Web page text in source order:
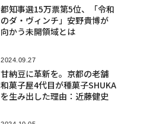
都知事選15万票第5位、「令和
のダ・ヴィンチ」安野貴博が
向かう未開領域とは
2024.09.27
甘納豆に革新を。京都の老舗
和菓子屋4代目が種菓子SHUKA
を生み出した理由：近藤健史